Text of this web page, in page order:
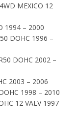
MEXICO 12
1994 – 2000
DOHC 1996 –
DOHC 2002 –
2003 – 2006
1998 – 2010
12 VALV 1997